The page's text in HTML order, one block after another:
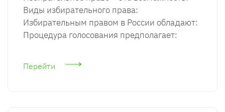
Виды избирательного права:
Избирательным правом в России обладают:
Процедура голосования предполагает:
Перейти